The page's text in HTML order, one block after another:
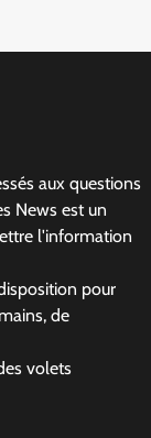
aux questions
News est un
l'information
pour
de
volets